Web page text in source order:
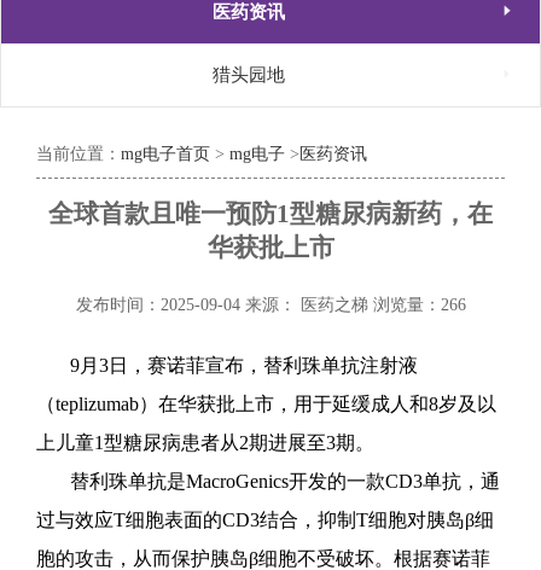
医药资讯 
猎头园地
当前位置： mg电子首页 > mg电子 > 医药资讯
全球首款且唯一预防1型糖尿病新药，在
华获批上市
发布时间：2025-09-04 来源： 医药之梯 浏览量：266
9月3日，赛诺菲宣布，替利珠单抗注射液
（teplizumab）在华获批上市，用于延缓成人和8岁及以
上儿童1型糖尿病患者从2期进展至3期。
替利珠单抗是MacroGenics开发的一款CD3单抗，通
过与效应T细胞表面的CD3结合，抑制T细胞对胰岛β细
胞的攻击，从而保护胰岛β细胞不受破坏。 根据赛诺菲